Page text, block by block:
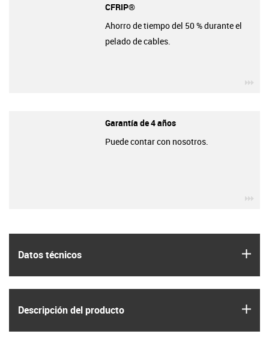
Datos técnicos
Descripción del producto
CFRIP®
Ahorro de tiempo del 50 % durante el
pelado de cables.
Garantía de 4 años
Puede contar con nosotros.